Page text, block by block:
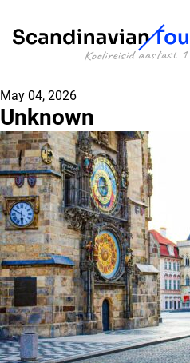
May 04, 2026
Unknown